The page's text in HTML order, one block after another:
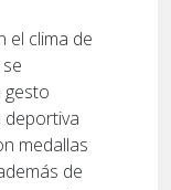
el clima de
gesto
deportiva
medallas
de